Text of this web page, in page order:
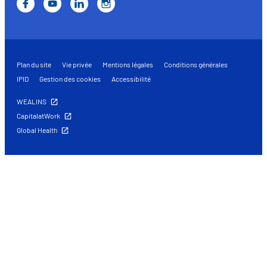
Plan du site Vie privée Mentions légales
Conditions générales
IPID
Gestion des cookies Accessibilité
WEALINS
CapitalatWork
Global Health